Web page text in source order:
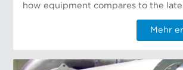
how equipment compares to the
Mehr